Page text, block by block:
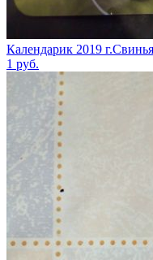
Календарик 2019 г.Свинья
1 руб.